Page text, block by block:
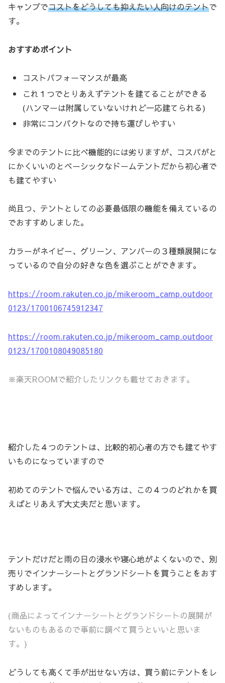
キャンプでコストをどうしても抑えたい人向けのテントで
す。
おすすめポイント
コストパフォーマンスが最高
これ１つでとりあえずテントを建てることができる
(ハンマーは附属していないけれど一応建てられる)
非常にコンパクトなので持ち運びしやすい
今までのテントに比べ機能的には劣りますが、コスパがと
にかくいいのとベーシックなドームテントだから初心者で
も建てやすい
尚且つ、テントとしての必要最低限の機能を備えているの
でおすすめしました。
カラーがネイビー、グリーン、アンバーの３種類展開にな
っているので自分の好きな色を選ぶことができます。
https://room.rakuten.co.jp/mikeroom_camp.outdoor
0123/1700106745912347
https://room.rakuten.co.jp/mikeroom_camp.outdoor
0123/1700108049085180
※楽天ROOMで紹介したリンクも載せておきます。
紹介した４つのテントは、比較的初心者の方でも建てやす
いものになっていますので
初めてのテントで悩んでいる方は、この４つのどれかを買
えばとりあえず大丈夫だと思います。
テントだけだと雨の日の浸水や寝心地がよくないので、別
売りでインナーシートとグランドシートを買うことをおす
すめします。
(商品によってインナーシートとグランドシートの展開が
ないものもあるので事前に調べて買うといいと思いま
す。)
どうしても高くて手が出せない方は、買う前にテントをレ